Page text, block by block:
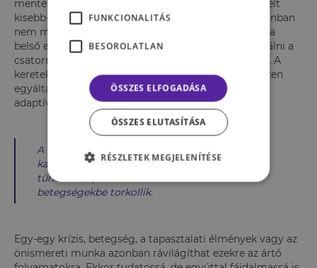
mentén éli az életét. A szükségleti hiányokból, az átélt
kisebb-nagyobb traumákból adódó frusztrációk azonban
nem maradnak a végletekig „láthatatlanok”. Egyfajta
belső energiatöbbletként várhatóan meg fogják találni a
csatornát ahhoz, hogy valahogy a felszínre törjenek. A
keretek ezen a ponton is problémásak lehetnek, hiszen
egyáltalán nem biztos, hogy a kifejezés egészséges,
adaptív módon történik.
A felhalmozódott frusztráció gyakran
kapcsolati problémákba, testi és lelki
tünetekbe, pszichoszomatikus
betegségekbe torkollik.
Egy-egy krízis, betegség, a tapasztalati élmények vagy az
önismereti munka azonban rávilágíthat ezekre az ártó
FUNKCIONALITÁS
BESOROLATLAN
ÖSSZES ELFOGADÁSA
ÖSSZES ELUTASÍTÁSA
RÉSZLETEK MEGJELENÍTÉSE